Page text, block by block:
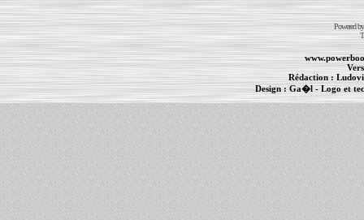
Powered
Rédaction :
Design : Ga�l- Logo et